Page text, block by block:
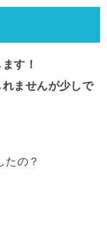
す！
ませんが少しで
たの？